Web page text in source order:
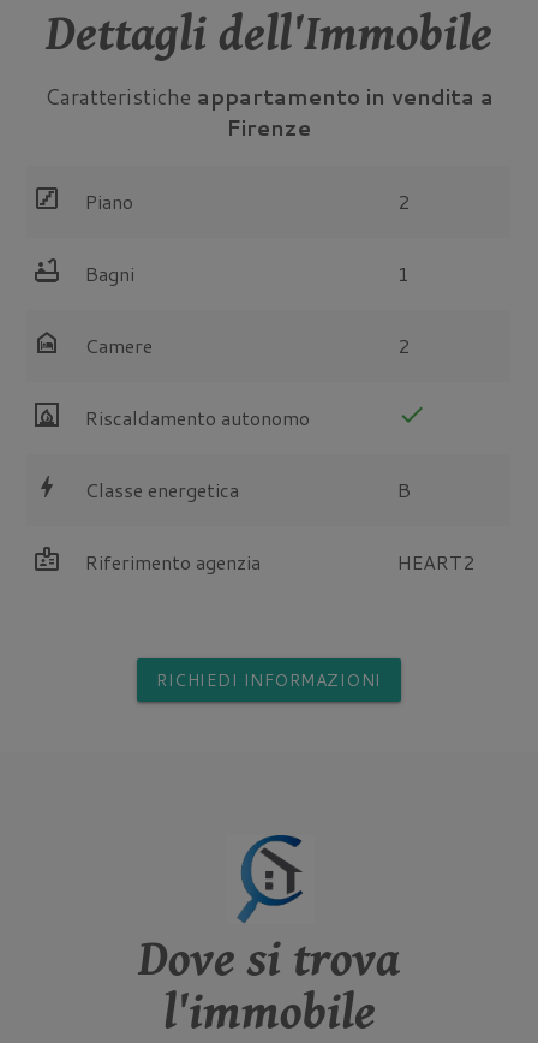
Dettagli dell'Immobile
Caratteristiche appartamento in vendita a
Firenze
stairs Piano 2
bathtub Bagni 1
night_shelter Camere 2
fireplace Riscaldamento autonomo check
bolt Classe energetica B
badge Riferimento agenzia HEART2
RICHIEDI INFORMAZIONI
Dove si trova
l'immobile